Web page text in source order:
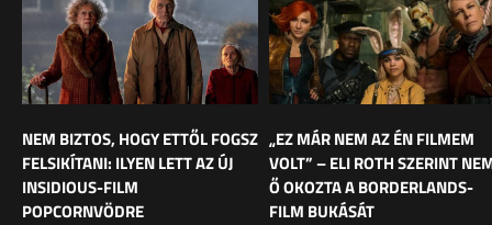
NEM BIZTOS, HOGY ETTŐL FOGSZ
FELSIKÍTANI: ILYEN LETT AZ ÚJ
INSIDIOUS-FILM
POPCORNVÖDRE
„EZ MÁR NEM AZ ÉN FILMEM
VOLT” – ELI ROTH SZERINT
Ő OKOZTA A BORDERLANDS-
FILM BUKÁSÁT